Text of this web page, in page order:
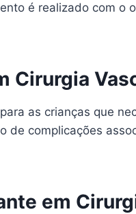
é realizado com o
Cirurgia
as crianças que
complicações
em